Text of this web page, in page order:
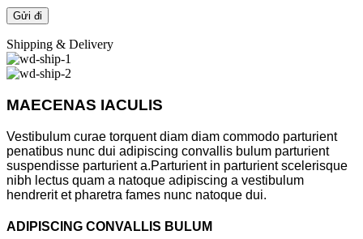
Shipping & Delivery
MAECENAS IACULIS
Vestibulum curae torquent diam diam commodo parturient
penatibus nunc dui adipiscing convallis bulum parturient
suspendisse parturient a.Parturient in parturient scelerisque
nibh lectus quam a natoque adipiscing a vestibulum
hendrerit et pharetra fames nunc natoque dui.
ADIPISCING CONVALLIS BULUM